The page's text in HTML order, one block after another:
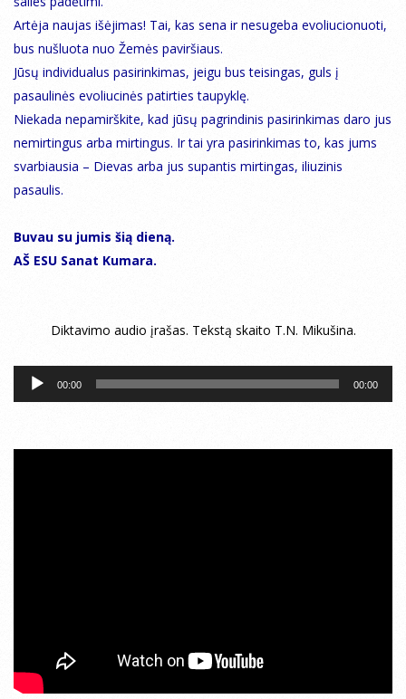
Artėja naujas išėjimas! Tai, kas sena ir nesugeba evoliucionuoti,
bus nušluota nuo Žemės paviršiaus.
Jūsų individualus pasirinkimas, jeigu bus teisingas, guls į
pasaulinės evoliucinės patirties taupyklę.
Niekada nepamirškite, kad jūsų pagrindinis pasirinkimas daro jus
nemirtingus arba mirtingus. Ir tai yra pasirinkimas to, kas jums
svarbiausia – Dievas arba jus supantis mirtingas, iliuzinis
pasaulis.
Buvau su jumis šią dieną.
AŠ ESU Sanat Kumara.
Diktavimo audio įrašas. Tekstą skaito T.N. Mikušina.
Audio
grotuvas
00:00 00:00